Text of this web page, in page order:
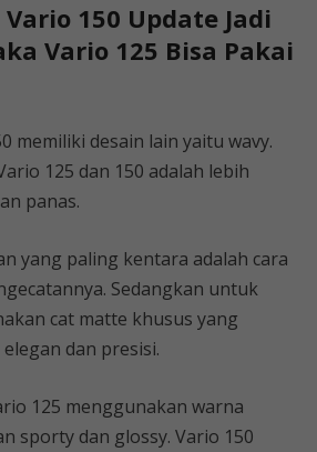
150 Update Jadi
Vario 125 Bisa Pakai
memiliki desain lain yaitu wavy.
125 dan 150 adalah lebih
panas.
yang paling kentara adalah cara
Sedangkan untuk
cat matte khusus yang
dan presisi.
125 menggunakan warna
sporty dan glossy. Vario 150